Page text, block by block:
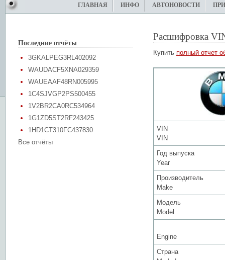
ГЛАВНАЯ ИНФО АВТОНОВОСТИ
Последние отчёты
3GKALPEG3RL402092
WAUDACF5XNA029359
WAUEAAF48RN005995
1C4SJVGP2PS500455
1V2BR2CA0RC534964
1G1ZD5ST2RF243425
1HD1CT310FC437830
Все отчёты
Расшифровка
Купить полный отчет
VIN
VIN
Год выпуска
Year
Производитель
Make
Модель
Model
Engine
Страна